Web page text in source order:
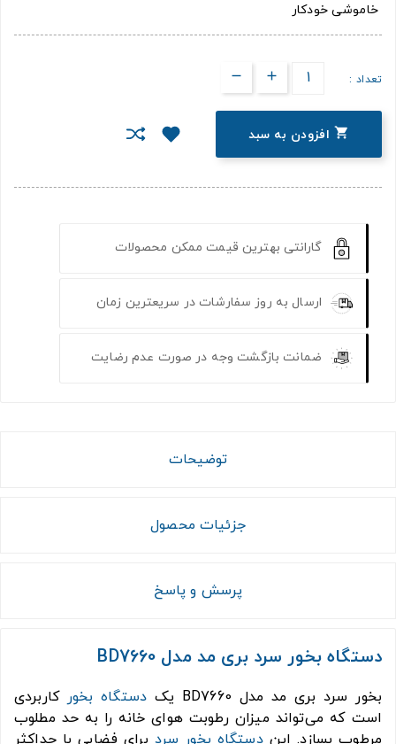
خاموشی خودکار
تعداد :
 افزودن به سبد
گارانتی بهترین قیمت ممکن محصولات
ارسال به روز سفارشات در سریعترین زمان
ضمانت بازگشت وجه در صورت عدم رضایت
توضیحات
جزئیات محصول
پرسش و پاسخ
دستگاه بخور سرد بری مد مدل BD7660
بخور سرد بری مد مدل BD7660 یک دستگاه بخور کاربردی
است که می‌تواند میزان رطوبت هوای خانه را به حد مطلوب
مرطوب بسازد. ایندستگاه بخور سرد برای فضایی با حداکثر